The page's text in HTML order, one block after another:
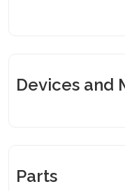
Devices and
Parts